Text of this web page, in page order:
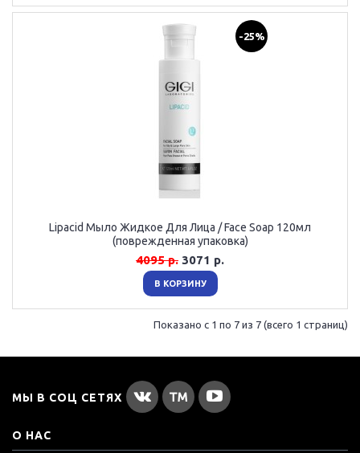
-25%
Lipacid Мыло Жидкое Для Лица / Face Soap 120мл
(поврежденная упаковка)
4095 р. 3071 р.
В КОРЗИНУ
Показано с 1 по 7 из 7 (всего 1 страниц)
МЫ В СОЦ СЕТЯХ
О НАС